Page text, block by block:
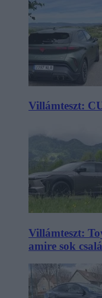
Villámteszt:
Villámteszt:
amire sok